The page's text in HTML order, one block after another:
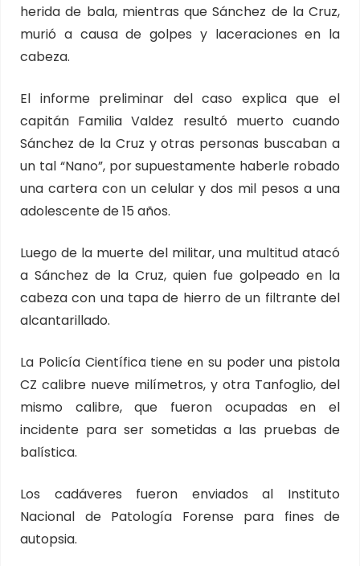
herida de bala, mientras que Sánchez de la Cruz,
murió a causa de golpes y laceraciones en la
cabeza.
El informe preliminar del caso explica que el
capitán Familia Valdez resultó muerto cuando
Sánchez de la Cruz y otras personas buscaban a
un tal “Nano”, por supuestamente haberle robado
una cartera con un celular y dos mil pesos a una
adolescente de 15 años.
Luego de la muerte del militar, una multitud atacó
a Sánchez de la Cruz, quien fue golpeado en la
cabeza con una tapa de hierro de un filtrante del
alcantarillado.
La Policía Científica tiene en su poder una pistola
CZ calibre nueve milímetros, y otra Tanfoglio, del
mismo calibre, que fueron ocupadas en el
incidente para ser sometidas a las pruebas de
balística.
Los cadáveres fueron enviados al Instituto
Nacional de Patología Forense para fines de
autopsia.